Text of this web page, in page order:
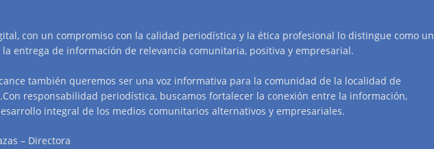
con un compromiso con la calidad periodística y la ética profesional lo distingue como un
entrega de información de relevancia comunitaria, positiva y empresarial.
también queremos ser una voz informativa para la comunidad de la localidad de
responsabilidad periodística, buscamos fortalecer la conexión entre la información,
integral de los medios comunitarios alternativos y empresariales.
– Directora